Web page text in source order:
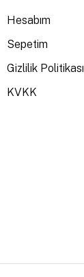
Hesabım
Sepetim
Gizlilik Politikası
KVKK